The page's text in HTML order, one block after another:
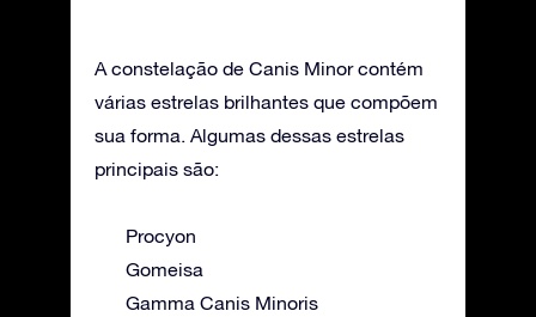
A constelação de Canis Minor contém
várias estrelas brilhantes que compõem
sua forma. Algumas dessas estrelas
principais são:
Procyon
Gomeisa
Gamma Canis Minoris